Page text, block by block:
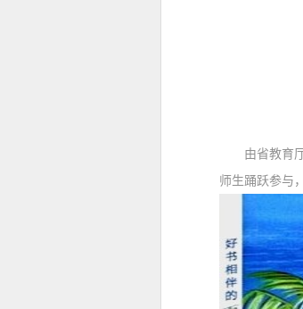
由省教育厅
师生踊跃参与